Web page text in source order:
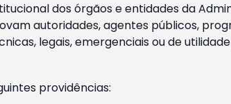
dos órgãos e entidades da
autoridades, agentes públicos,
legais, emergenciais ou de
providências: